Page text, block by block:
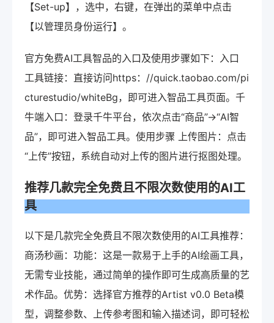
【Set-up】，选中，右键，在弹出的菜单中点击
【以管理员身份运行】。
官方免费AI工具智品的入口及使用步骤如下：入口
工具链接：直接访问https：//quick.taobao.com/pi
cturestudio/whiteBg，即可进入智品工具页面。千
牛端入口：登录千牛平台，依次点击“商品”→“AI智
品”，即可进入智品工具。使用步骤 上传图片：点击
“上传”按钮，系统自动对上传的图片进行抠图处理。
推荐几款完全免费且不限次数使用的AI工
具
以下是几款完全免费且不限次数使用的AI工具推荐：
商汤秒画：功能：这是一款易于上手的AI绘画工具，
无需专业技能，通过简单的操作即可生成高质量的艺
术作品。优势：选择官方推荐的Artist v0.0 Beta模
型，调整参数、上传参考图和输入描述词，即可轻松